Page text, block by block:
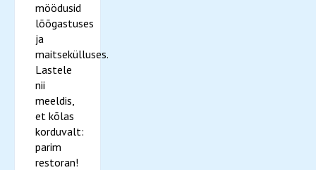
möödusid
lõõgastuses
ja
maitsekülluses.
Lastele
nii
meeldis,
et kõlas
korduvalt:
parim
restoran!